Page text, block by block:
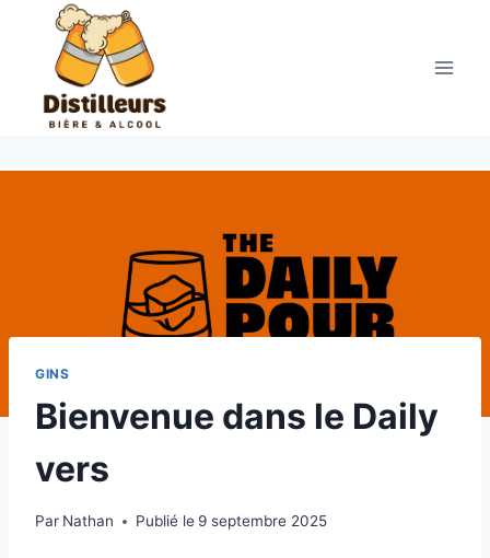
contenu
GINS
Bienvenue dans le Daily
vers
Par Nathan Publié le 9 septembre 2025